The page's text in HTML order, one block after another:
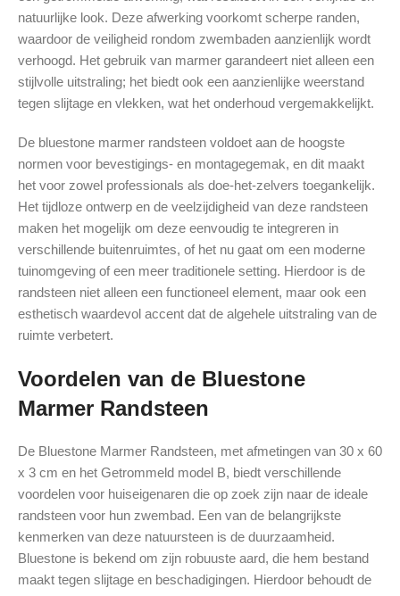
natuurlijke look. Deze afwerking voorkomt scherpe randen,
waardoor de veiligheid rondom zwembaden aanzienlijk wordt
verhoogd. Het gebruik van marmer garandeert niet alleen een
stijlvolle uitstraling; het biedt ook een aanzienlijke weerstand
tegen slijtage en vlekken, wat het onderhoud vergemakkelijkt.
De bluestone marmer randsteen voldoet aan de hoogste
normen voor bevestigings- en montagegemak, en dit maakt
het voor zowel professionals als doe-het-zelvers toegankelijk.
Het tijdloze ontwerp en de veelzijdigheid van deze randsteen
maken het mogelijk om deze eenvoudig te integreren in
verschillende buitenruimtes, of het nu gaat om een moderne
tuinomgeving of een meer traditionele setting. Hierdoor is de
randsteen niet alleen een functioneel element, maar ook een
esthetisch waardevol accent dat de algehele uitstraling van de
ruimte verbetert.
Voordelen van de Bluestone
Marmer Randsteen
De Bluestone Marmer Randsteen, met afmetingen van 30 x 60
x 3 cm en het Getrommeld model B, biedt verschillende
voordelen voor huiseigenaren die op zoek zijn naar de ideale
randsteen voor hun zwembad. Een van de belangrijkste
kenmerken van deze natuursteen is de duurzaamheid.
Bluestone is bekend om zijn robuuste aard, die hem bestand
maakt tegen slijtage en beschadigingen. Hierdoor behoudt de